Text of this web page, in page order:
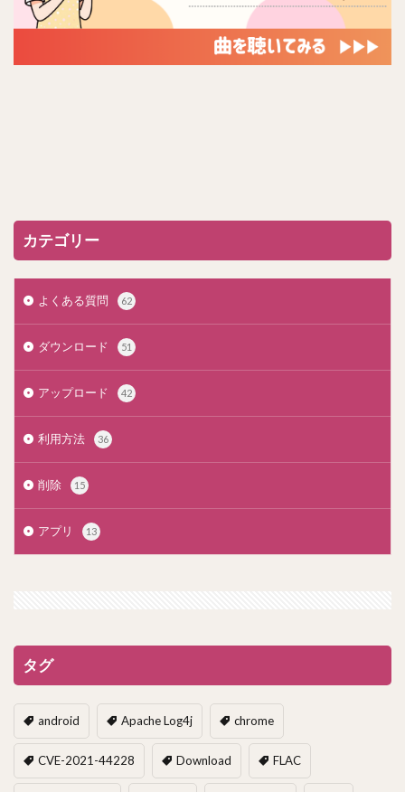
カテゴリー
よくある質問 62
ダウンロード 51
アップロード 42
利用方法 36
削除 15
アプリ 13
タグ
android Apache Log4j chrome
CVE-2021-44228 Download FLAC